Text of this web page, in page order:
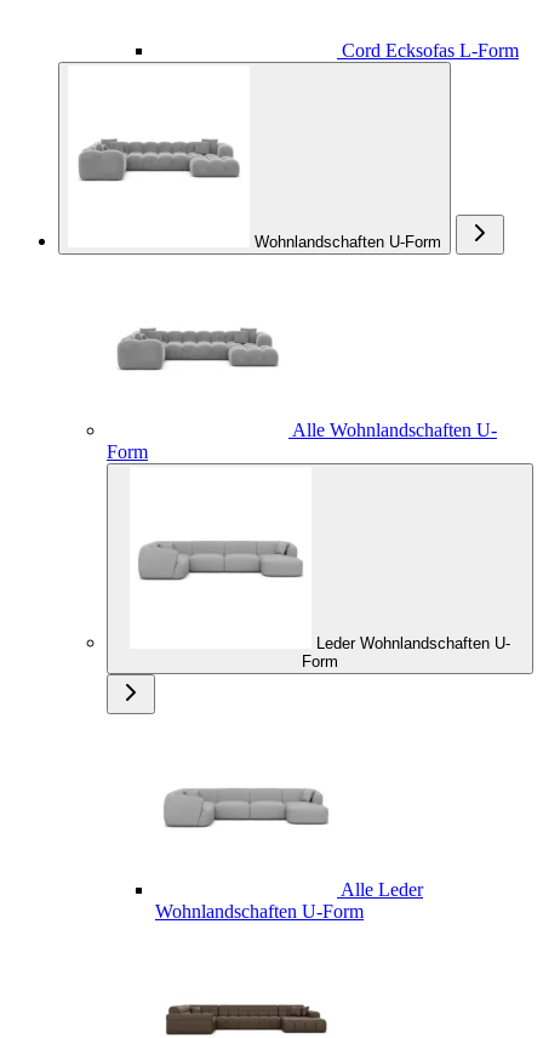
Cord Ecksofas L-Form
Wohnlandschaften U-Form
Alle Wohnlandschaften U-
Form
Leder Wohnlandschaften U-
Form
Alle Leder
Wohnlandschaften U-Form